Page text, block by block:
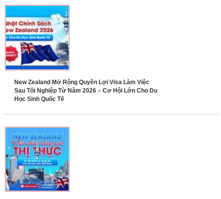
New Zealand Mở Rộng Quyền Lợi Visa Làm Việc
Sau Tốt Nghiệp Từ Năm 2026 – Cơ Hội Lớn Cho Du
Học Sinh Quốc Tế